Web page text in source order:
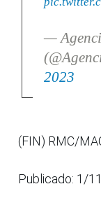
—
2023
(FIN) RMC/
Publicado: 1/